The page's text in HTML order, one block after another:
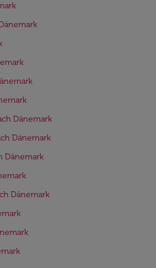
Dänemark
Dänemark
Dänemark
Dänemark